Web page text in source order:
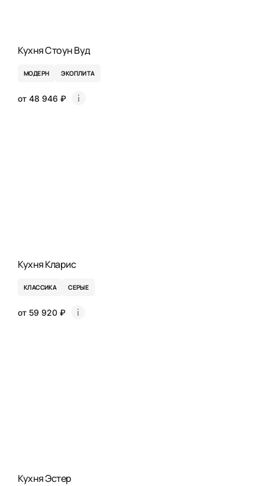
Кухня Стоун Вуд
МОДЕРН ЭКОПЛИТА
от 48 946 ₽
Кухня Кларис
КЛАССИКА СЕРЫЕ
от 59 920 ₽
Кухня Эстер